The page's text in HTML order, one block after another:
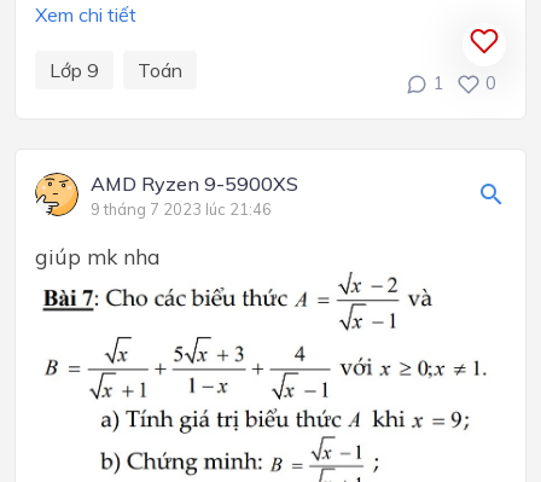
Xem chi tiết
Lớp 9 Toán
1 0
AMD Ryzen 9-5900XS
9 tháng 7 2023 lúc 21:46
giúp mk nha